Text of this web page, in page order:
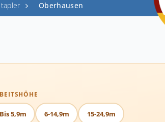
Oberhausen
Bis 5,9m 6-14,9m 15-24,9m